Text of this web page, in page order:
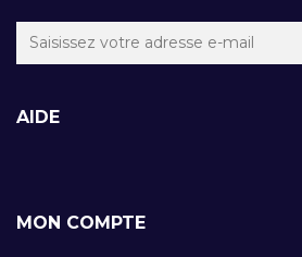
AIDE
MON COMPTE